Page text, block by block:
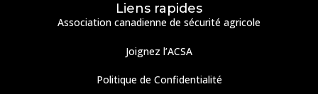
Liens rapides
Association canadienne de sécurité agricole
Joignez l’ACSA
Politique de Confidentialité